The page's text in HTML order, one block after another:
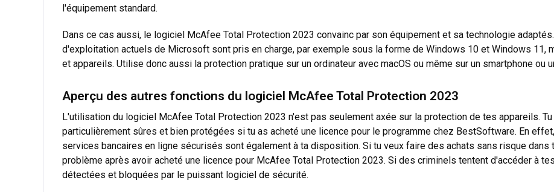
l'équipement standard.
Dans ce cas aussi, le logiciel McAfee Total Protection 2023 convainc par son équipement et sa technologie
d'exploitation actuels de Microsoft sont pris en charge, par exemple sous la forme de Windows 10 et Windows 11,
et appareils. Utilise donc aussi la protection pratique sur un ordinateur avec macOS ou même sur un smartphone ou
Aperçu des autres fonctions du logiciel McAfee Total Protection 2023
L'utilisation du logiciel McAfee Total Protection 2023 n'est pas seulement axée sur la protection de tes appareils.
particulièrement sûres et bien protégées si tu as acheté une licence pour le programme chez BestSoftware. En
services bancaires en ligne sécurisés sont également à ta disposition. Si tu veux faire des achats sans risque dans
problème après avoir acheté une licence pour McAfee Total Protection 2023. Si des criminels tentent d'accéder à
détectées et bloquées par le puissant logiciel de sécurité.